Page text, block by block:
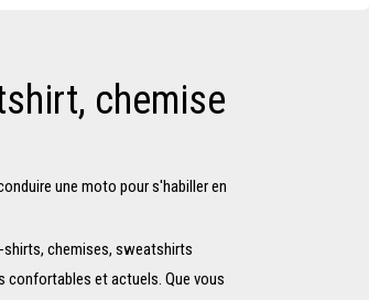
chemise
une moto pour s'habiller en
shirts, chemises, sweatshirts
confortables et actuels. Que vous